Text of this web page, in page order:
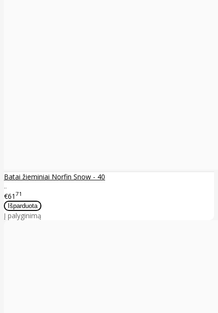
Batai žieminiai Norfin Snow - 40
..
€61 71
Į palyginimą